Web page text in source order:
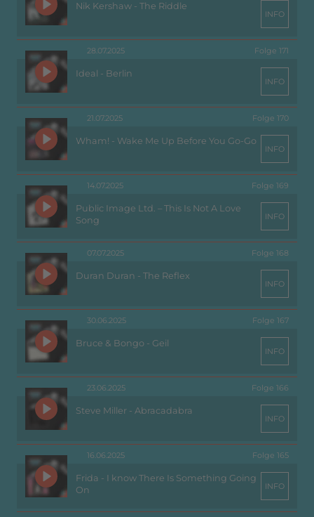
Nik Kershaw - The Riddle
INFO
28.07.2025 Folge 171
Ideal - Berlin
INFO
21.07.2025 Folge 170
Wham! - Wake Me Up Before You Go-Go
INFO
14.07.2025 Folge 169
Public Image Ltd. – This Is Not A Love
Song
INFO
07.07.2025 Folge 168
Duran Duran - The Reflex
INFO
30.06.2025 Folge 167
Bruce & Bongo - Geil
INFO
23.06.2025 Folge 166
Steve Miller - Abracadabra
INFO
16.06.2025 Folge 165
Frida - I know There Is Something Going
On
INFO